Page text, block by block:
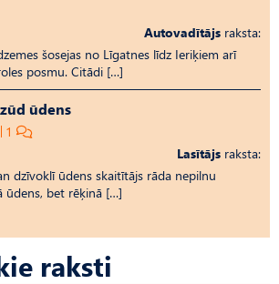
Autovadītājs raksta:
šosejas no Līgatnes līdz Ieriķiem arī
posmu. Citādi […]
ūdens
1
Lasītājs raksta:
dzīvoklī ūdens skaitītājs rāda nepilnu
ūdens, bet rēķinā […]
raksti